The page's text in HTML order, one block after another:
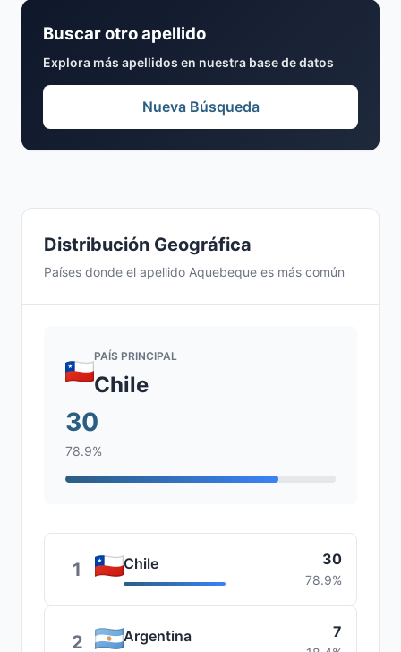
Distribución Geográfica
Países donde el apellido Aquebeque es más común
PAÍS PRINCIPAL
Chile
30
78.9%
1 Chile 30
78.9%
2 Argentina 7
Buscar otro apellido
Explora más apellidos en nuestra base de datos
Nueva Búsqueda